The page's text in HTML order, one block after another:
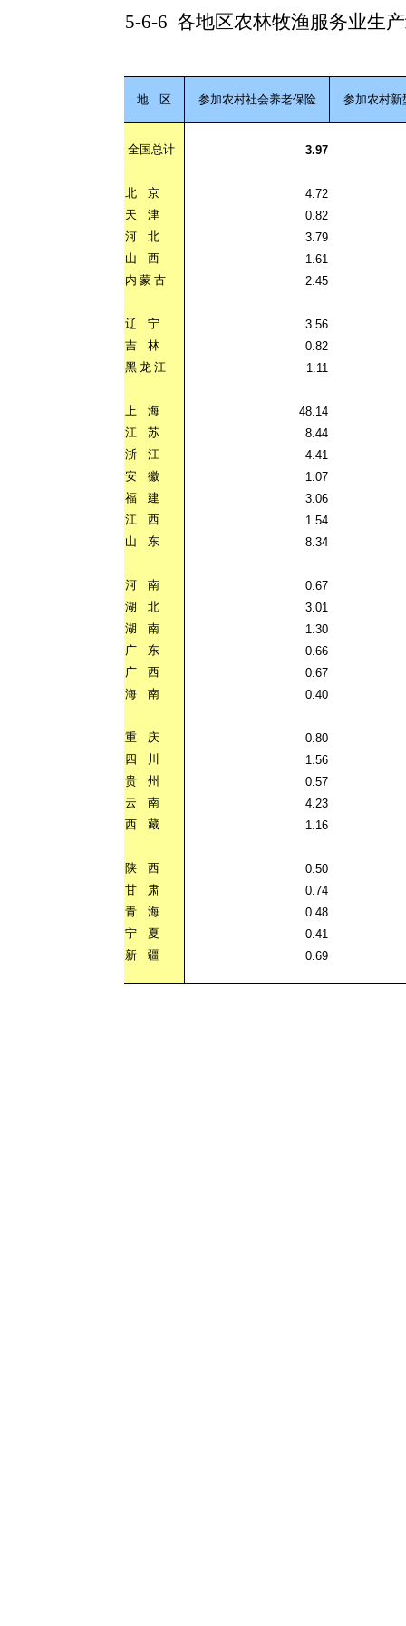
5-6-6 各地区农林牧渔服务业生
地 区 参加农村社会养老保险 参加农村新
全国总计 3.97
北 京
4.72
天
津
0.82
河
北
3.79
山
西
1.61
内 蒙 古 2.45
辽 宁
3.56
吉
林
0.82
黑 龙 江 1.11
上 海
48.14
江
苏
8.44
浙
江
4.41
安
徽
1.07
福
建
3.06
江
西
1.54
山
东 8.34
河 南
0.67
湖
北
3.01
湖
南
1.30
广
东
0.66
广
西
0.67
海
南 0.40
重 庆
0.80
四
川
1.56
贵
州
0.57
云
南
4.23
西
藏 1.16
陕 西
0.50
甘
肃
0.74
青
海
0.48
宁
夏
0.41
新
疆 0.69